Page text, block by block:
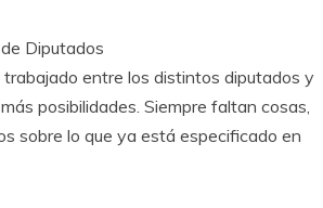
Diputados
trabajado entre los distintos diputados y
posibilidades. Siempre faltan cosas,
sobre lo que ya está especificado en